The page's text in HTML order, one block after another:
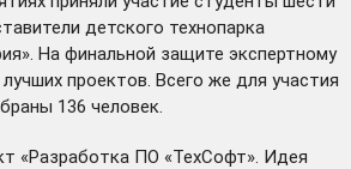
детского технопарка
На финальной защите экспертному
проектов. Всего же для участия
136 человек.
«Разработка ПО «ТехСофт». Идея